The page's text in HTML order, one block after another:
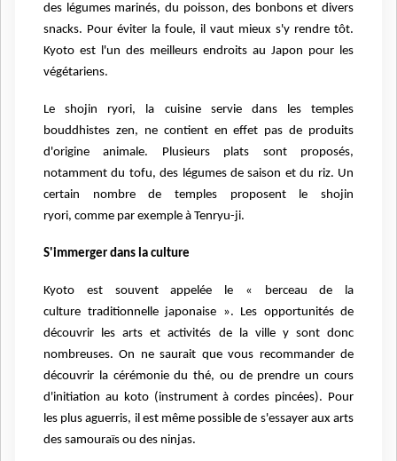
des légumes marinés, du poisson, des bonbons et divers
snacks. Pour éviter la foule, il vaut mieux s'y rendre tôt.
Kyoto est l'un des meilleurs endroits au Japon pour les
végétariens.
Le shojin ryori, la cuisine servie dans les temples
bouddhistes zen, ne contient en effet pas de produits
d'origine animale. Plusieurs plats sont proposés,
notamment du tofu, des légumes de saison et du riz. Un
certain nombre de temples proposent le shojin
ryori, comme par exemple à Tenryu-ji.
S'immerger dans la culture
Kyoto est souvent appelée le « berceau de la
culture traditionnelle japonaise ». Les opportunités de
découvrir les arts et activités de la ville y sont donc
nombreuses. On ne saurait que vous recommander de
découvrir la cérémoniedu thé, ou de prendre un cours
d'initiation au koto (instrument à cordes pincées). Pour
les plus aguerris, il est même possible de s'essayer aux arts
des samouraïs ou des ninjas.